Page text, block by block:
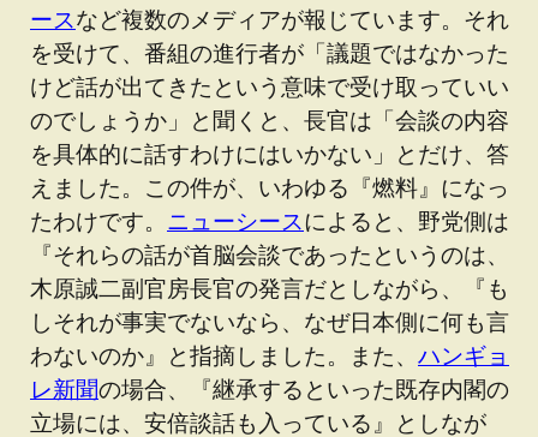
ースなど複数のメディアが報じています。それ
を受けて、番組の進行者が「議題ではなかった
けど話が出てきたという意味で受け取っていい
のでしょうか」と聞くと、長官は「会談の内容
を具体的に話すわけにはいかない」とだけ、答
えました。この件が、いわゆる『燃料』になっ
たわけです。 ニューシースによると、野党側は
『それらの話が首脳会談であったというのは、
木原誠二副官房長官の発言だとしながら、『も
しそれが事実でないなら、なぜ日本側に何も言
わないのか』と指摘しました。また、 ハンギョ
レ新聞の場合、『継承するといった既存内閣の
立場には、安倍談話も入っている』としなが